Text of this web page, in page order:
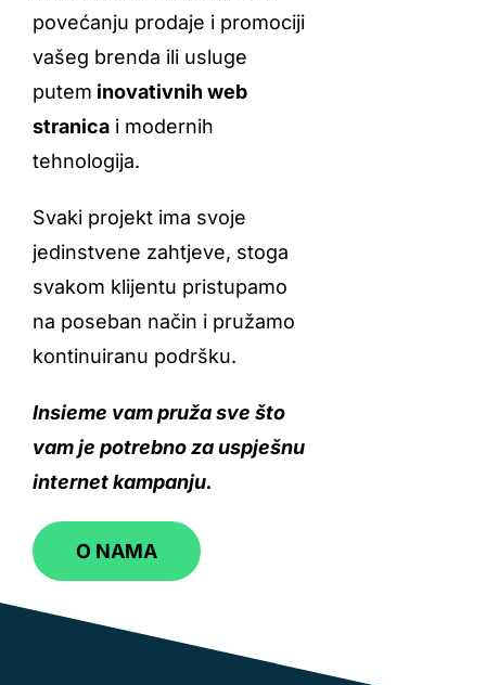
povećanju prodaje i promociji
vašeg brenda ili usluge
putem inovativnih web
stranicai modernih
tehnologija.
Svaki projekt ima svoje
jedinstvene zahtjeve, stoga
svakom klijentu pristupamo
na poseban način i pružamo
kontinuiranu podršku.
Insieme vam pruža sve što
vam je potrebno za uspješnu
internet kampanju.
O NAMA